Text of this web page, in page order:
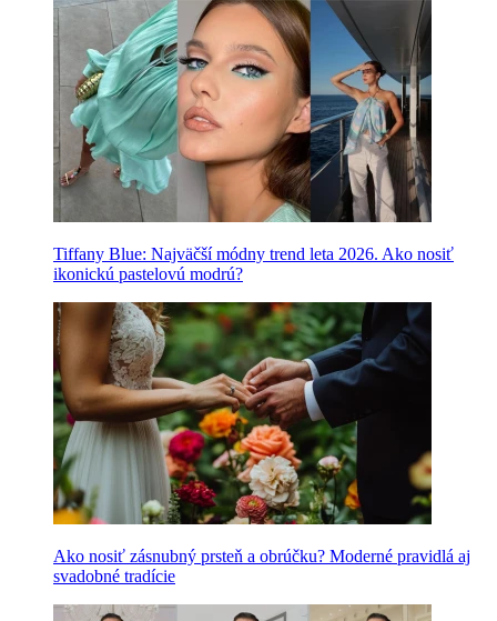
Tiffany Blue: Najväčší módny trend leta 2026. Ako nosiť
ikonickú pastelovú modrú?
Ako nosiť zásnubný prsteň a obrúčku? Moderné pravidlá aj
svadobné tradície